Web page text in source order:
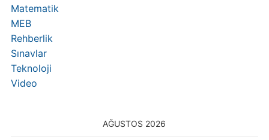
Matematik
MEB
Rehberlik
Sınavlar
Teknoloji
Video
AĞUSTOS 2026